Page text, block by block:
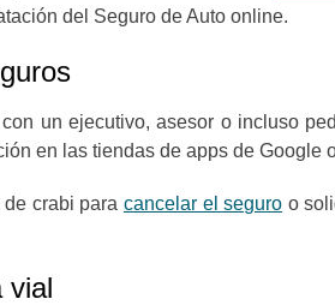
del Seguro de Auto online.
un ejecutivo, asesor o incluso
en las tiendas de apps de Google
crabi para cancelar el seguro o
vial